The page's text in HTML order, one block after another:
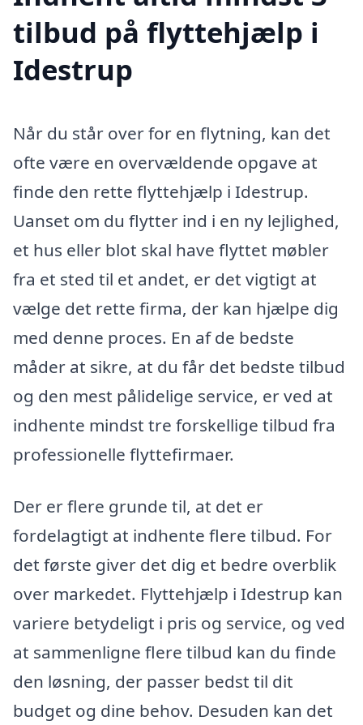
tilbud på flyttehjælp i
Idestrup
Når du står over for en flytning, kan det
ofte være en overvældende opgave at
finde den rette flyttehjælp i Idestrup.
Uanset om du flytter ind i en ny lejlighed,
et hus eller blot skal have flyttet møbler
fra et sted til et andet, er det vigtigt at
vælge det rette firma, der kan hjælpe dig
med denne proces. En af de bedste
måder at sikre, at du får det bedste tilbud
og den mest pålidelige service, er ved at
indhente mindst tre forskellige tilbud fra
professionelle flyttefirmaer.
Der er flere grunde til, at det er
fordelagtigt at indhente flere tilbud. For
det første giver det dig et bedre overblik
over markedet. Flyttehjælp i Idestrup kan
variere betydeligt i pris og service, og ved
at sammenligne flere tilbud kan du finde
den løsning, der passer bedst til dit
budget og dine behov. Desuden kan det